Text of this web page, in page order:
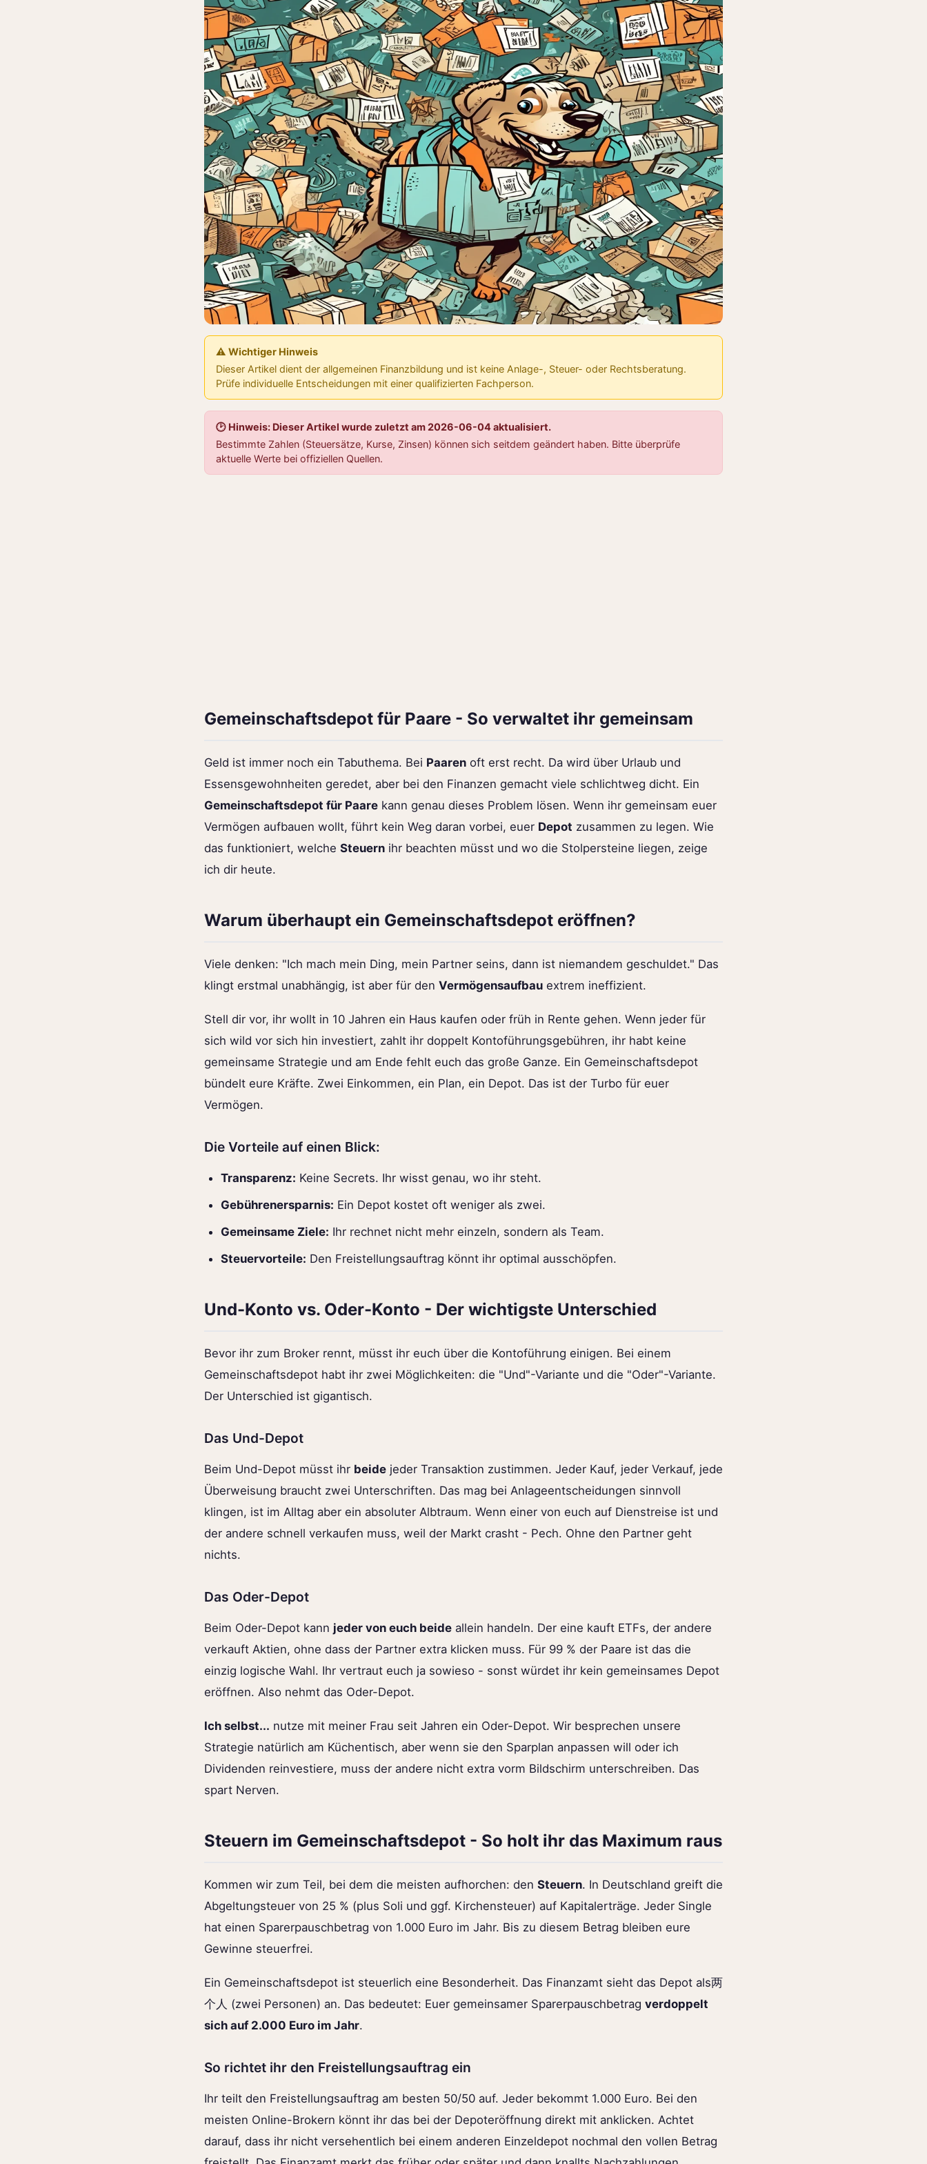
⚠️ Wichtiger Hinweis
Dieser Artikel dient der allgemeinen Finanzbildung und ist keine Anlage-, Steuer- oder Rechtsberatung.
Prüfe individuelle Entscheidungen mit einer qualifizierten Fachperson.
🕑 Hinweis: Dieser Artikel wurde zuletzt am 2026-06-04 aktualisiert.
Bestimmte Zahlen (Steuersätze, Kurse, Zinsen) können sich seitdem geändert haben. Bitte überprüfe
aktuelle Werte bei offiziellen Quellen.
Gemeinschaftsdepot für Paare - So verwaltet ihr gemeinsam
Geld ist immer noch ein Tabuthema. Bei Paaren oft erst recht. Da wird über Urlaub und
Essensgewohnheiten geredet, aber bei den Finanzen gemacht viele schlichtweg dicht. Ein
Gemeinschaftsdepot für Paare kann genau dieses Problem lösen. Wenn ihr gemeinsam euer
Vermögen aufbauen wollt, führt kein Weg daran vorbei, euer Depot zusammen zu legen. Wie
das funktioniert, welche Steuern ihr beachten müsst und wo die Stolpersteine liegen, zeige
ich dir heute.
Warum überhaupt ein Gemeinschaftsdepot eröffnen?
Viele denken: "Ich mach mein Ding, mein Partner seins, dann ist niemandem geschuldet." Das
klingt erstmal unabhängig, ist aber für den Vermögensaufbau extrem ineffizient.
Stell dir vor, ihr wollt in 10 Jahren ein Haus kaufen oder früh in Rente gehen. Wenn jeder für
sich wild vor sich hin investiert, zahlt ihr doppelt Kontoführungsgebühren, ihr habt keine
gemeinsame Strategie und am Ende fehlt euch das große Ganze. Ein Gemeinschaftsdepot
bündelt eure Kräfte. Zwei Einkommen, ein Plan, ein Depot. Das ist der Turbo für euer
Vermögen.
Die Vorteile auf einen Blick:
Transparenz: Keine Secrets. Ihr wisst genau, wo ihr steht.
Gebührenersparnis: Ein Depot kostet oft weniger als zwei.
Gemeinsame Ziele: Ihr rechnet nicht mehr einzeln, sondern als Team.
Steuervorteile: Den Freistellungsauftrag könnt ihr optimal ausschöpfen.
Und-Konto vs. Oder-Konto - Der wichtigste Unterschied
Bevor ihr zum Broker rennt, müsst ihr euch über die Kontoführung einigen. Bei einem
Gemeinschaftsdepot habt ihr zwei Möglichkeiten: die "Und"-Variante und die "Oder"-Variante.
Der Unterschied ist gigantisch.
Das Und-Depot
Beim Und-Depot müsst ihr beide jeder Transaktion zustimmen. Jeder Kauf, jeder Verkauf, jede
Überweisung braucht zwei Unterschriften. Das mag bei Anlageentscheidungen sinnvoll
klingen, ist im Alltag aber ein absoluter Albtraum. Wenn einer von euch auf Dienstreise ist und
der andere schnell verkaufen muss, weil der Markt crasht - Pech. Ohne den Partner geht
nichts.
Das Oder-Depot
Beim Oder-Depot kann jeder von euch beide allein handeln. Der eine kauft ETFs, der andere
verkauft Aktien, ohne dass der Partner extra klicken muss. Für 99 % der Paare ist das die
einzig logische Wahl. Ihr vertraut euch ja sowieso - sonst würdet ihr kein gemeinsames Depot
eröffnen. Also nehmt das Oder-Depot.
Ich selbst... nutze mit meiner Frau seit Jahren ein Oder-Depot. Wir besprechen unsere
Strategie natürlich am Küchentisch, aber wenn sie den Sparplan anpassen will oder ich
Dividenden reinvestiere, muss der andere nicht extra vorm Bildschirm unterschreiben. Das
spart Nerven.
Steuern im Gemeinschaftsdepot - So holt ihr das Maximum raus
Kommen wir zum Teil, bei dem die meisten aufhorchen: den Steuern. In Deutschland greift die
Abgeltungsteuer von 25 % (plus Soli und ggf. Kirchensteuer) auf Kapitalerträge. Jeder Single
hat einen Sparerpauschbetrag von 1.000 Euro im Jahr. Bis zu diesem Betrag bleiben eure
Gewinne steuerfrei.
Ein Gemeinschaftsdepot ist steuerlich eine Besonderheit. Das Finanzamt sieht das Depot als两
个人 (zwei Personen) an. Das bedeutet: Euer gemeinsamer Sparerpauschbetrag verdoppelt
sich auf 2.000 Euro im Jahr.
So richtet ihr den Freistellungsauftrag ein
Ihr teilt den Freistellungsauftrag am besten 50/50 auf. Jeder bekommt 1.000 Euro. Bei den
meisten Online-Brokern könnt ihr das bei der Depoteröffnung direkt mit anklicken. Achtet
darauf, dass ihr nicht versehentlich bei einem anderen Einzeldepot nochmal den vollen Betrag